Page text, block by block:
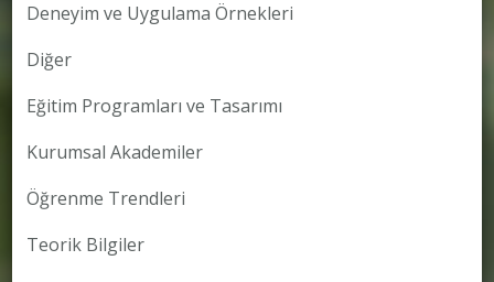
Deneyim ve Uygulama Örnekleri
Diğer
Eğitim Programları ve Tasarımı
Kurumsal Akademiler
Öğrenme Trendleri
Teorik Bilgiler